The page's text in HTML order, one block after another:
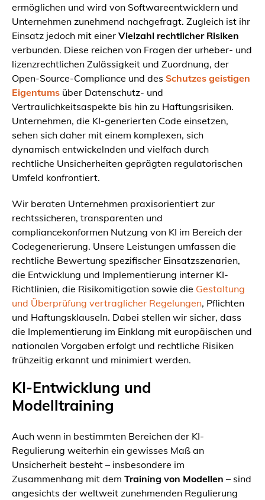
ermöglichen und wird von Softwareentwicklern und
Unternehmen zunehmend nachgefragt. Zugleich ist ihr
Einsatz jedoch mit einer Vielzahl rechtlicher Risiken
verbunden. Diese reichen von Fragen der urheber- und
lizenzrechtlichen Zulässigkeit und Zuordnung, der
Open-Source-Compliance und des Schutzes geistigen
Eigentums über Datenschutz- und
Vertraulichkeitsaspekte bis hin zu Haftungsrisiken.
Unternehmen, die KI-generierten Code einsetzen,
sehen sich daher mit einem komplexen, sich
dynamisch entwickelnden und vielfach durch
rechtliche Unsicherheiten geprägten regulatorischen
Umfeld konfrontiert.
Wir beraten Unternehmen praxisorientiert zur
rechtssicheren, transparenten und
compliancekonformen Nutzung von KI im Bereich der
Codegenerierung. Unsere Leistungen umfassen die
rechtliche Bewertung spezifischer Einsatzszenarien,
die Entwicklung und Implementierung interner KI-
Richtlinien, die Risikomitigation sowie die Gestaltung
und Überprüfung vertraglicher Regelungen, Pflichten
und Haftungsklauseln. Dabei stellen wir sicher, dass
die Implementierung im Einklang mit europäischen und
nationalen Vorgaben erfolgt und rechtliche Risiken
frühzeitig erkannt und minimiert werden.
KI-Entwicklung und
Modelltraining
Auch wenn in bestimmten Bereichen der KI-
Regulierung weiterhin ein gewisses Maß an
Unsicherheit besteht – insbesondere im
Zusammenhang mit dem Training von Modellen – sind
angesichts der weltweit zunehmenden Regulierung